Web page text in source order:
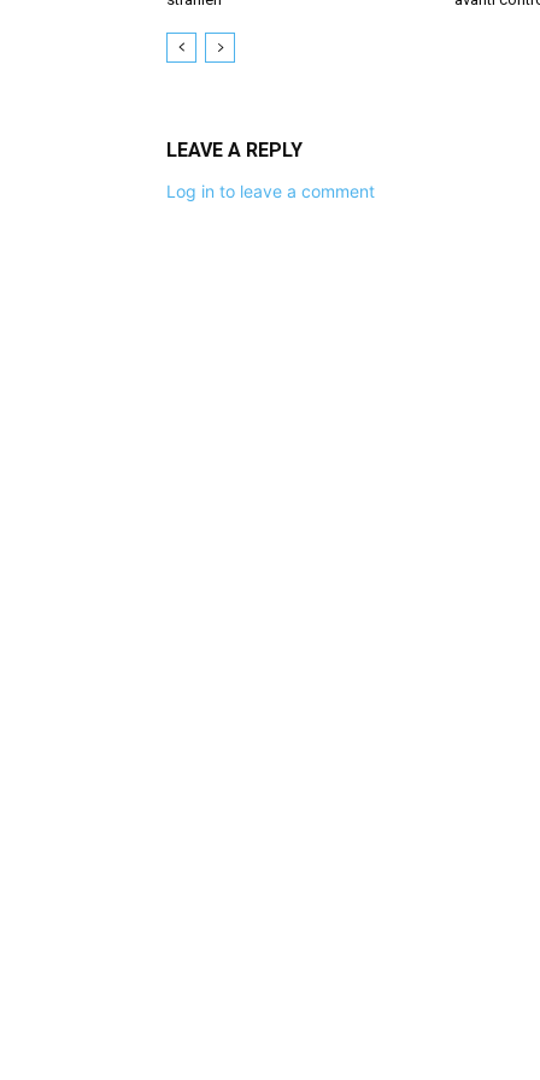
LEAVE A REPLY
Log in to leave a comment